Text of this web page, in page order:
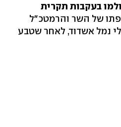
בעקבות תקרית
של השר והרמטכ"ל
נמל אשדוד, לאחר שטבע